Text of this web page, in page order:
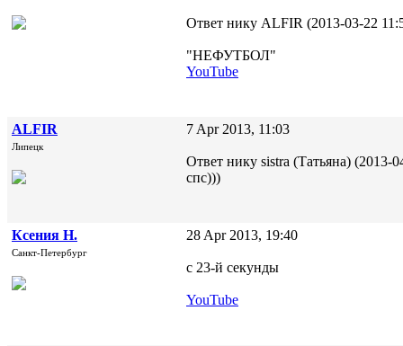
Ответ нику ALFIR (2013-03-22
"НЕФУТБОЛ"
YouTube
ALFIR
Липецк
7 Apr 2013, 11:03
Ответ нику sistra (Татьяна) (2013-
спс)))
Ксения Н.
Санкт-Петербург
28 Apr 2013, 19:40
с 23-й секунды
YouTube